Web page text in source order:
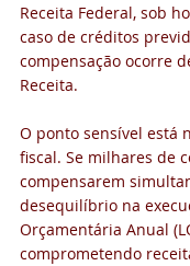
Receita Federal, sob
caso de créditos
compensação ocorre
Receita.
O ponto sensível está
fiscal. Se milhares de
compensarem
desequilíbrio na
Orçamentária Anual
comprometendo